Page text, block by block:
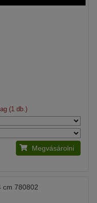
(1 db.)
Megvásárolni
cm 780802